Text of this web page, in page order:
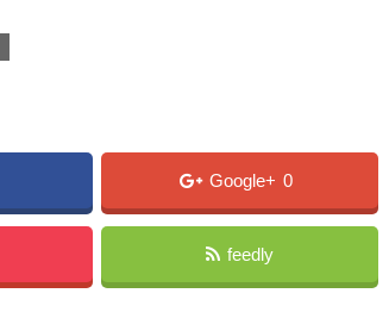
Google+ 0
feedly